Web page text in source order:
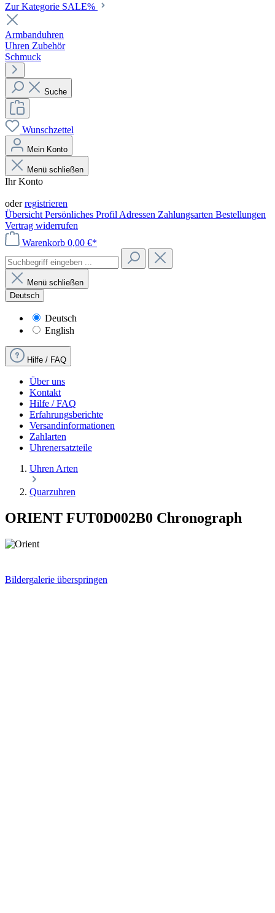
Zur Kategorie SALE%
Armbanduhren
Uhren Zubehör
Schmuck
Suche
Wunschzettel
Mein Konto
Menü schließen
Ihr Konto
oderregistrieren
Übersicht Persönliches Profil Adressen Zahlungsarten Bestellungen
Vertrag widerrufen
Warenkorb 0,00 €*
Menü schließen
Deutsch
Deutsch
English
Hilfe / FAQ
Über uns
Kontakt
Hilfe / FAQ
Erfahrungsberichte
Versandinformationen
Zahlarten
Uhrenersatzteile
Uhren Arten
Quarzuhren
ORIENT FUT0D002B0 Chronograph
Bildergalerie überspringen